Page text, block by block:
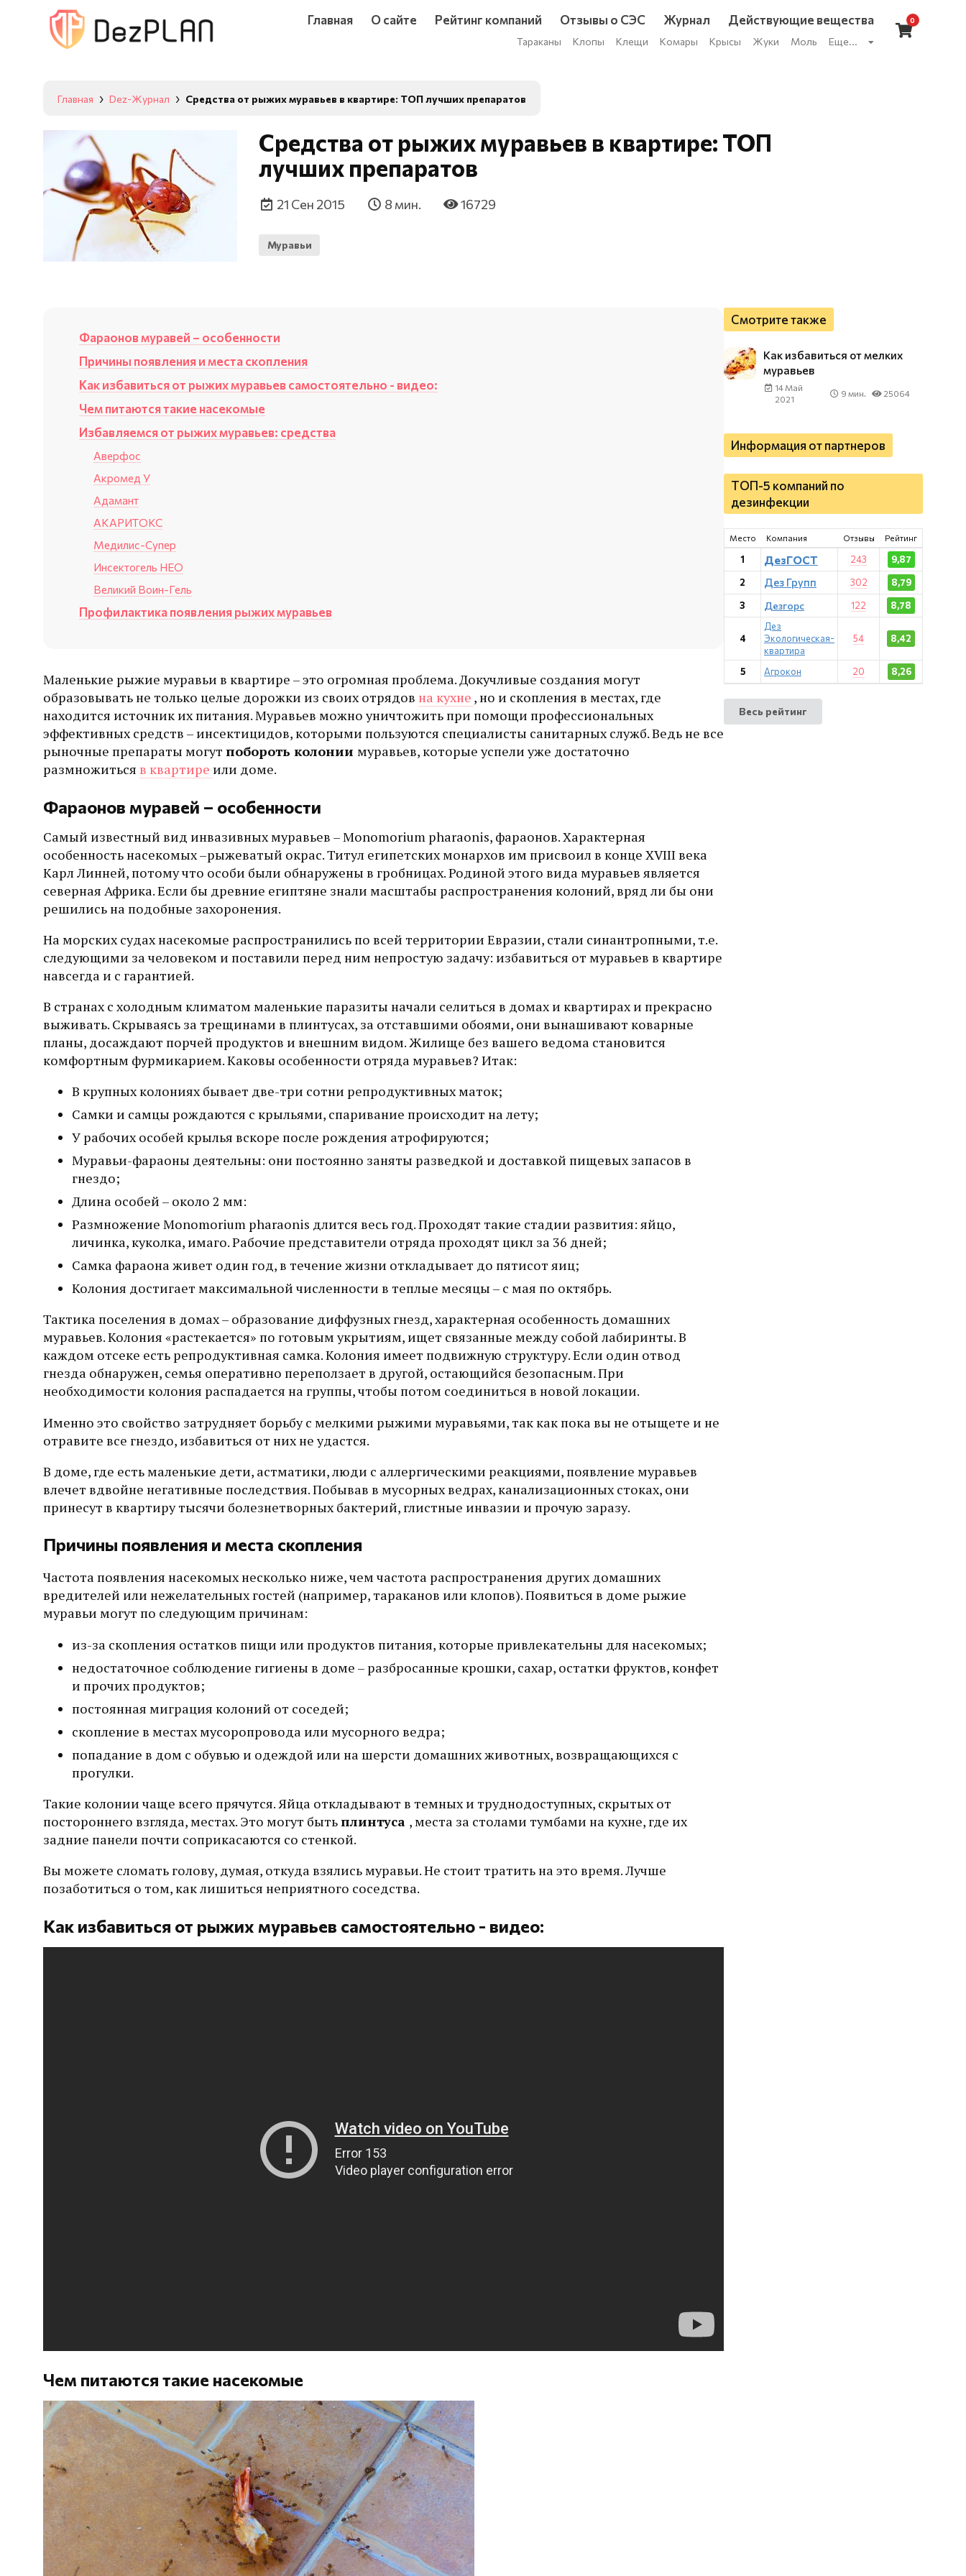
Главная О сайте Рейтинг компаний Отзывы о СЭС Журнал Действующие вещества
Тараканы Клопы Клещи Комары Крысы Жуки Моль Еще...
0
Главная Dez-Журнал Средства от рыжих муравьев в квартире: ТОП лучших препаратов
Средства от рыжих муравьев в квартире: ТОП
лучших препаратов
21 Сен 2015 8 мин. 16729
Муравьи
Фараонов муравей – особенности
Причины появления и места скопления
Как избавиться от рыжих муравьев самостоятельно - видео:
Чем питаются такие насекомые
Избавляемся от рыжих муравьев: средства
Аверфос
Акромед У
Адамант
АКАРИТОКС
Медилис-Супер
Инсектогель НЕО
Великий Воин-Гель
Профилактика появления рыжих муравьев
Маленькие рыжие муравьи в квартире – это огромная проблема. Докучливые создания могут
образовывать не только целые дорожки из своих отрядов на кухне , но и скопления в местах, где
находится источник их питания. Муравьев можно уничтожить при помощи профессиональных
эффективных средств – инсектицидов, которыми пользуются специалисты санитарных служб. Ведь не все
рыночные препараты могут побороть колонии муравьев, которые успели уже достаточно
размножиться в квартире или доме.
Фараонов муравей – особенности
Самый известный вид инвазивных муравьев – Monomorium pharaonis, фараонов. Характерная
особенность насекомых –рыжеватый окрас. Титул египетских монархов им присвоил в конце XVIII века
Карл Линней, потому что особи были обнаружены в гробницах. Родиной этого вида муравьев является
северная Африка. Если бы древние египтяне знали масштабы распространения колоний, вряд ли бы они
решились на подобные захоронения.
На морских судах насекомые распространились по всей территории Евразии, стали синантропными, т.е.
следующими за человеком и поставили перед ним непростую задачу: избавиться от муравьев в квартире
навсегда и с гарантией.
В странах с холодным климатом маленькие паразиты начали селиться в домах и квартирах и прекрасно
выживать. Скрываясь за трещинами в плинтусах, за отставшими обоями, они вынашивают коварные
планы, досаждают порчей продуктов и внешним видом. Жилище без вашего ведома становится
комфортным фурмикарием. Каковы особенности отряда муравьев? Итак:
В крупных колониях бывает две-три сотни репродуктивных маток;
Самки и самцы рождаются с крыльями, спаривание происходит на лету;
У рабочих особей крылья вскоре после рождения атрофируются;
Муравьи-фараоны деятельны: они постоянно заняты разведкой и доставкой пищевых запасов в
гнездо;
Длина особей – около 2 мм:
Размножение Monomorium pharaonis длится весь год. Проходят такие стадии развития: яйцо,
личинка, куколка, имаго. Рабочие представители отряда проходят цикл за 36 дней;
Самка фараона живет один год, в течение жизни откладывает до пятисот яиц;
Колония достигает максимальной численности в теплые месяцы – с мая по октябрь.
Тактика поселения в домах – образование диффузных гнезд, характерная особенность домашних
муравьев. Колония «растекается» по готовым укрытиям, ищет связанные между собой лабиринты. В
каждом отсеке есть репродуктивная самка. Колония имеет подвижную структуру. Если один отвод
гнезда обнаружен, семья оперативно переползает в другой, остающийся безопасным. При
необходимости колония распадается на группы, чтобы потом соединиться в новой локации.
Именно это свойство затрудняет борьбу с мелкими рыжими муравьями, так как пока вы не отыщете и не
отравите все гнездо, избавиться от них не удастся.
В доме, где есть маленькие дети, астматики, люди с аллергическими реакциями, появление муравьев
влечет вдвойне негативные последствия. Побывав в мусорных ведрах, канализационных стоках, они
принесут в квартиру тысячи болезнетворных бактерий, глистные инвазии и прочую заразу.
Причины появления и места скопления
Частота появления насекомых несколько ниже, чем частота распространения других домашних
вредителей или нежелательных гостей (например, тараканов или клопов). Появиться в доме рыжие
муравьи могут по следующим причинам:
из-за скопления остатков пищи или продуктов питания, которые привлекательны для насекомых;
недостаточное соблюдение гигиены в доме – разбросанные крошки, сахар, остатки фруктов, конфет
и прочих продуктов;
постоянная миграция колоний от соседей;
скопление в местах мусоропровода или мусорного ведра;
попадание в дом с обувью и одеждой или на шерсти домашних животных, возвращающихся с
прогулки.
Такие колонии чаще всего прячутся. Яйца откладывают в темных и труднодоступных, скрытых от
постороннего взгляда, местах. Это могут бытьплинтуса , места за столами тумбами на кухне, где их
задние панели почти соприкасаются со стенкой.
Вы можете сломать голову, думая, откуда взялись муравьи. Не стоит тратить на это время. Лучше
позаботиться о том, как лишиться неприятного соседства.
Как избавиться от рыжих муравьев самостоятельно - видео:
Чем питаются такие насекомые
ТОП-5 компаний по
дезинфекции
Место Компания Отзывы Рейтинг
1 ДезГОСТ 243
9,87
2
Дез Групп 302
8,79
3
Дезгорс 122 8,78
4
Дез
Экологическая-
квартира
54 8,42
5 Агрокон 20 8,26
Весь рейтинг
Смотрите также
Как избавиться от мелких
муравьев
14 Май
2021
9 мин. 25064
Информация от партнеров